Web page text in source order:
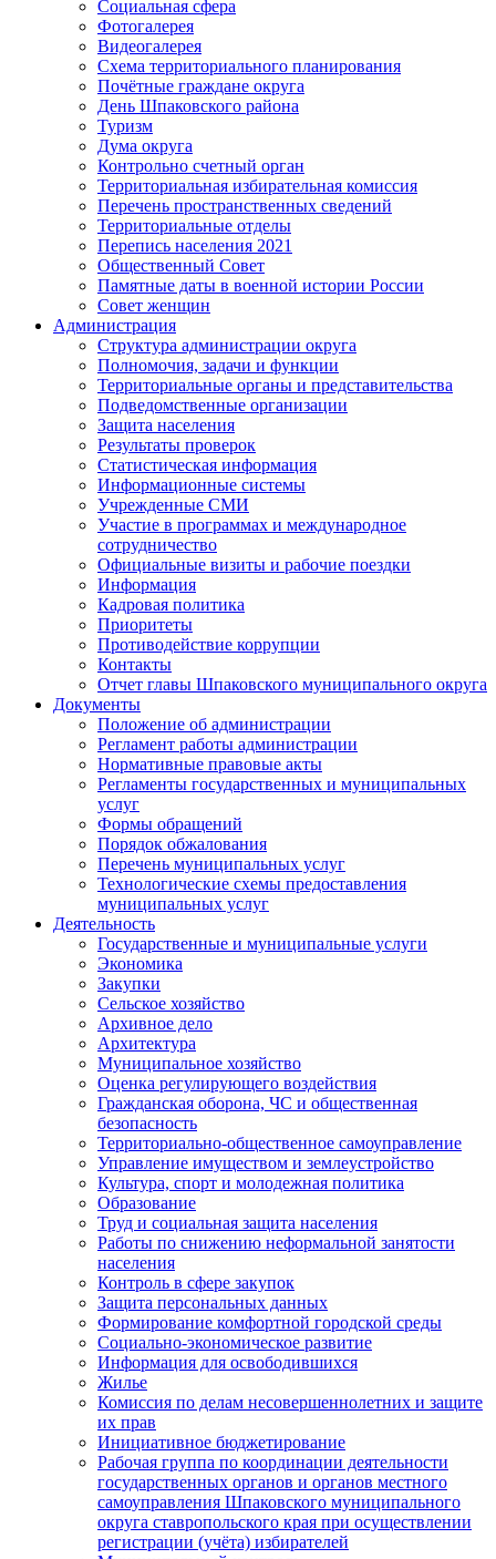
Социальная сфера
Фотогалерея
Видеогалерея
Схема территориального планирования
Почётные граждане округа
День Шпаковского района
Туризм
Дума округа
Контрольно счетный орган
Территориальная избирательная комиссия
Перечень пространственных сведений
Территориальные отделы
Перепись населения 2021
Общественный Совет
Памятные даты в военной истории России
Совет женщин
Администрация
Структура администрации округа
Полномочия, задачи и функции
Территориальные органы и представительства
Подведомственные организации
Защита населения
Результаты проверок
Статистическая информация
Информационные системы
Учрежденные СМИ
Участие в программах и международное
сотрудничество
Официальные визиты и рабочие поездки
Информация
Кадровая политика
Приоритеты
Противодействие коррупции
Контакты
Отчет главы Шпаковского муниципального округа
Документы
Положение об администрации
Регламент работы администрации
Нормативные правовые акты
Регламенты государственных и муниципальных
услуг
Формы обращений
Порядок обжалования
Перечень муниципальных услуг
Технологические схемы предоставления
муниципальных услуг
Деятельность
Государственные и муниципальные услуги
Экономика
Закупки
Сельское хозяйство
Архивное дело
Архитектура
Муниципальное хозяйство
Оценка регулирующего воздействия
Гражданская оборона, ЧС и общественная
безопасность
Территориально-общественное самоуправление
Управление имуществом и землеустройство
Культура, спорт и молодежная политика
Образование
Труд и социальная защита населения
Работы по снижению неформальной занятости
населения
Контроль в сфере закупок
Защита персональных данных
Формирование комфортной городской среды
Социально-экономическое развитие
Информация для освободившихся
Жилье
Комиссия по делам несовершеннолетних и защите
их прав
Инициативное бюджетирование
Рабочая группа по координации деятельности
государственных органов и органов местного
самоуправления Шпаковского муниципального
округа ставропольского края при осуществлении
регистрации (учёта) избирателей